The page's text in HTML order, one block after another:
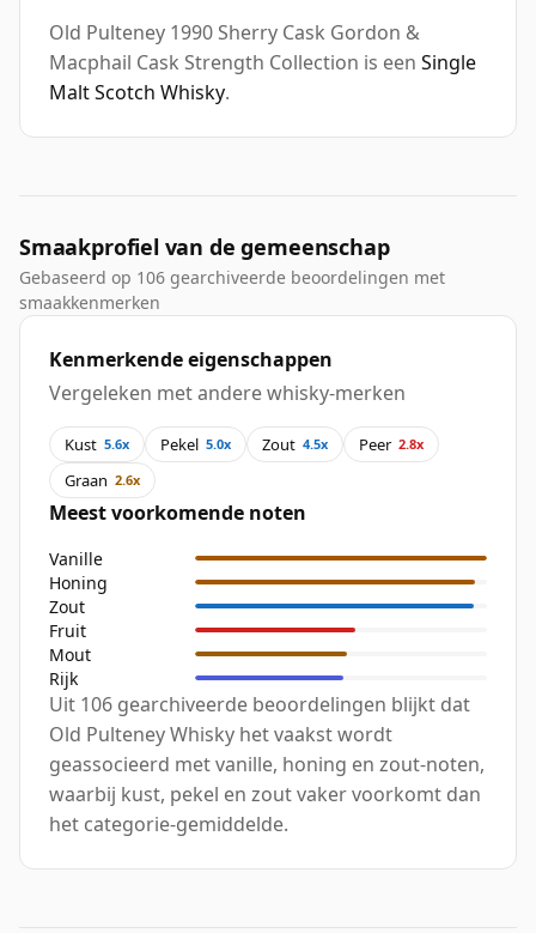
Old Pulteney 1990 Sherry Cask Gordon &
Macphail Cask Strength Collection is een Single
Malt Scotch Whisky.
Smaakprofiel van de gemeenschap
Gebaseerd op 106 gearchiveerde beoordelingen met
smaakkenmerken
Kenmerkende eigenschappen
Vergeleken met andere whisky-merken
Kust 5.6x Pekel 5.0x Zout 4.5x Peer 2.8x
Graan 2.6x
Meest voorkomende noten
Vanille
Honing
Zout
Fruit
Mout
Rijk
Uit 106 gearchiveerde beoordelingen blijkt dat
Old Pulteney Whisky het vaakst wordt
geassocieerd met vanille, honing en zout-noten,
waarbij kust, pekel en zout vaker voorkomt dan
het categorie-gemiddelde.